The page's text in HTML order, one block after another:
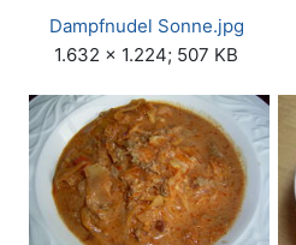
Dampfnudel Sonne.jpg
1.632 × 1.224; 507 KB